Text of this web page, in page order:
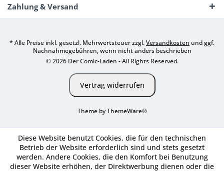
Zahlung & Versand
* Alle Preise inkl. gesetzl. Mehrwertsteuer zzgl.Versandkosten und ggf.
Nachnahmegebühren, wenn nicht anders beschrieben
© 2026 Der Comic-Laden - All Rights Reserved.
Vertrag widerrufen
Theme byThemeWare®
Diese Website benutzt Cookies, die für den technischen
Betrieb der Website erforderlich sind und stets gesetzt
werden. Andere Cookies, die den Komfort bei Benutzung
dieser Website erhöhen, der Direktwerbung dienen oder die